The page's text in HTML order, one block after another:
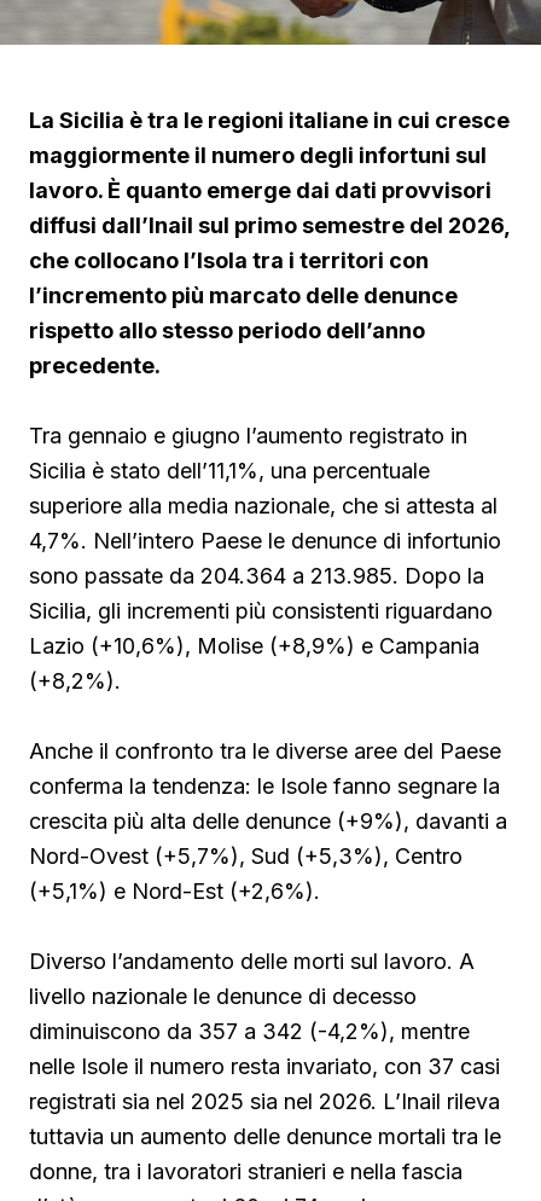
La Sicilia è tra le regioni italiane in cui cresce
maggiormente il numero degli infortuni sul
lavoro. È quanto emerge dai dati provvisori
diffusi dall’Inail sul primo semestre del 2026,
che collocano l’Isola tra i territori con
l’incremento più marcato delle denunce
rispetto allo stesso periodo dell’anno
precedente.
Tra gennaio e giugno l’aumento registrato in
Sicilia è stato dell’11,1%, una percentuale
superiore alla media nazionale, che si attesta al
4,7%. Nell’intero Paese le denunce di infortunio
sono passate da 204.364 a 213.985. Dopo la
Sicilia, gli incrementi più consistenti riguardano
Lazio (+10,6%), Molise (+8,9%) e Campania
(+8,2%).
Anche il confronto tra le diverse aree del Paese
conferma la tendenza: le Isole fanno segnare la
crescita più alta delle denunce (+9%), davanti a
Nord-Ovest (+5,7%), Sud (+5,3%), Centro
(+5,1%) e Nord-Est (+2,6%).
Diverso l’andamento delle morti sul lavoro. A
livello nazionale le denunce di decesso
diminuiscono da 357 a 342 (-4,2%), mentre
nelle Isole il numero resta invariato, con 37 casi
registrati sia nel 2025 sia nel 2026. L’Inail rileva
tuttavia un aumento delle denunce mortali tra le
donne, tra i lavoratori stranieri e nella fascia